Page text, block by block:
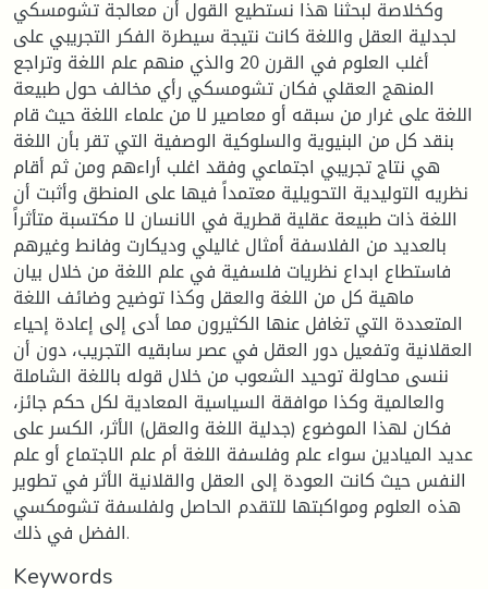
وكخلاصة لبحثنا هذا نستطيع القول أن معالجة تشومسكي
لجدلية العقل واللغة كانت نتيجة سيطرة الفكر التجريبي على
أغلب العلوم في القرن 20 والذي منهم علم اللغة وتراجع
المنهج العقلي فكان تشومسكي رأي مخالف حول طبيعة
اللغة على غرار من سبقه أو معاصير لا من علماء اللغة حيث قام
بنقد كل من البنيوية والسلوكية الوصفية التي تقر بأن اللغة
هي نتاج تجريبي اجتماعي وفقد اغلب أراءهم ومن ثم أقام
نظريه التوليدية التحويلية معتمداً فيها على المنطق وأثبت أن
اللغة ذات طبيعة عقلية قطرية في الانسان لا مكتسبة متأثراً
بالعديد من الفلاسفة أمثال غاليلي وديكارت وفانط وغيرهم
فاستطاع ابداع نظريات فلسفية في علم اللغة من خلال بيان
ماهية كل من اللغة والعقل وكذا توضيح وضائف اللغة
المتعددة التي تغافل عنها الكثيرون مما أدى إلى إعادة إحياء
العقلانية وتفعيل دور العقل في عصر سابقيه التجريب، دون أن
ننسى محاولة توحيد الشعوب من خلال قوله باللغة الشاملة
والعالمية وكذا موافقة السياسية المعادية لكل حكم جائز،
فكان لهذا الموضوع (جدلية اللغة والعقل) الأثر، الكسر على
عديد الميادين سواء علم وفلسفة اللغة أم علم الاجتماع أو علم
النفس حيث كانت العودة إلى العقل والقلانية الأثر في تطوير
هذه العلوم ومواكبتها للتقدم الحاصل ولفلسفة تشومكسي
الفضل في ذلك.
Keywords